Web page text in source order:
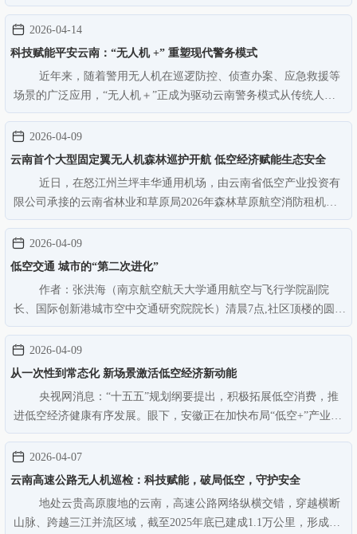
万名群众踏歌起舞。几架警用无人机悄然盘旋上空，化身敏锐的“空
中哨兵”，将实时高清画面传至安保指挥部，为这场民族盛会筑起一
道无形的“安全天网…
2026-04-14
科技赋能平安云南：“无人机 +” 重塑现代警务模式
近年来，随着警用无人机在巡逻防控、侦查办案、应急救援等
场景的广泛应用，“无人机＋”正成为驱动云南警务模式从传统人
力、平面防控向科技赋能、立体智防、空地一体迭代升级的核心引
擎，有效破解云南高原山地、漫长边境线带来的警务难题，为云岭
平安建设注入新质生产力。…
2026-04-09
云南首个大型固定翼无人机森林巡护开航 低空经济赋能生态安全
近日，在怒江州兰坪丰华通用机场，由云南省低空产业投资有
限公司承接的云南省林业和草原局2026年森林草原航空消防租机服
务项目顺利完成首飞调试并正式开航投入运行，这标志着云南省首
次启用大型固定翼无人机开展森林草原巡护。此次投入使用的大型
固定翼无人机，具备长航时…
2026-04-09
低空交通 城市的“第二次进化”
作者：张洪海（南京航空航天大学通用航空与飞行学院副院
长、国际创新港城市空中交通研究院院长）清晨7点,社区顶楼的圆形
起降坪上，一架线条流畅的银白色电动飞行器已静候多时。走进舱
内，悦耳的声音响起：“本次行程预计飞行时间15分钟。”这是科幻
电影里的场景吗？不是！…
2026-04-09
从一次性到常态化 新场景激活低空经济新动能
央视网消息：“十五五”规划纲要提出，积极拓展低空消费，推
进低空经济健康有序发展。眼下，安徽正在加快布局“低空+”产业，
不断创新场景，让各类低空飞行器进入生活，改变生活。编队无人
机迭代升级 可表现1600万种颜色灯光在安徽合肥骆岗公园内的合肥
城市空中交通枢纽港…
2026-04-07
云南高速公路无人机巡检：科技赋能，破局低空，守护安全
地处云贵高原腹地的云南，高速公路网络纵横交错，穿越横断
山脉、跨越三江并流区域，截至2025年底已建成1.1万公里，形成以